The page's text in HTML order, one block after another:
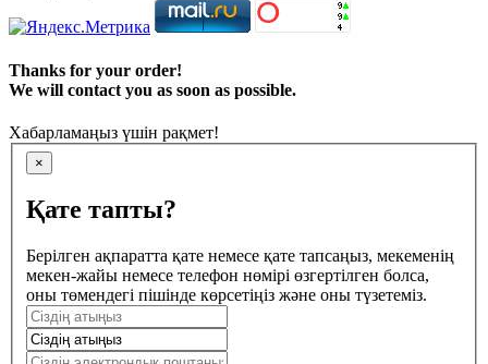
Thanks for your order!
We will contact you as soon as possible.
Хабарламаңыз үшін рақмет!
×
Қате тапты?
Берілген ақпаратта қате немесе қате тапсаңыз, мекеменің
мекен-жайы немесе телефон нөмірі өзгертілген болса,
оны төмендегі пішінде көрсетіңіз және оны түзетеміз.